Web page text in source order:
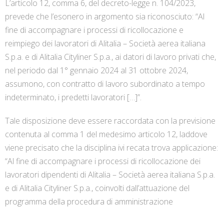
L’articolo 12, comma 6, del decreto-legge n. 104/2023,
prevede che l’esonero in argomento sia riconosciuto: “Al
fine di accompagnare i processi di ricollocazione e
reimpiego dei lavoratori di Alitalia – Società aerea italiana
S.p.a. e di Alitalia Cityliner S.p.a., ai datori di lavoro privati che,
nel periodo dal 1° gennaio 2024 al 31 ottobre 2024,
assumono, con contratto di lavoro subordinato a tempo
indeterminato, i predetti lavoratori […]”.
Tale disposizione deve essere raccordata con la previsione
contenuta al comma 1 del medesimo articolo 12, laddove
viene precisato che la disciplina ivi recata trova applicazione:
“Al fine di accompagnare i processi di ricollocazione dei
lavoratori dipendenti di Alitalia – Società aerea italiana S.p.a.
e di Alitalia Cityliner S.p.a., coinvolti dall’attuazione del
programma della procedura di amministrazione